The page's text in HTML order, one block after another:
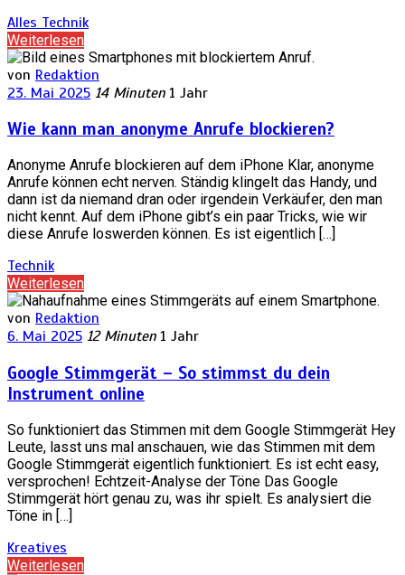
Alles Technik
Weiterlesen
von Redaktion
23. Mai 2025 14 Minuten 1 Jahr
Wie kann man anonyme Anrufe blockieren?
Anonyme Anrufe blockieren auf dem iPhone Klar, anonyme
Anrufe können echt nerven. Ständig klingelt das Handy, und
dann ist da niemand dran oder irgendein Verkäufer, den man
nicht kennt. Auf dem iPhone gibt’s ein paar Tricks, wie wir
diese Anrufe loswerden können. Es ist eigentlich […]
Technik
Weiterlesen
von Redaktion
6. Mai 2025 12 Minuten 1 Jahr
Google Stimmgerät – So stimmst du dein
Instrument online
So funktioniert das Stimmen mit dem Google Stimmgerät Hey
Leute, lasst uns mal anschauen, wie das Stimmen mit dem
Google Stimmgerät eigentlich funktioniert. Es ist echt easy,
versprochen! Echtzeit-Analyse der Töne Das Google
Stimmgerät hört genau zu, was ihr spielt. Es analysiert die
Töne in […]
Kreatives
Weiterlesen